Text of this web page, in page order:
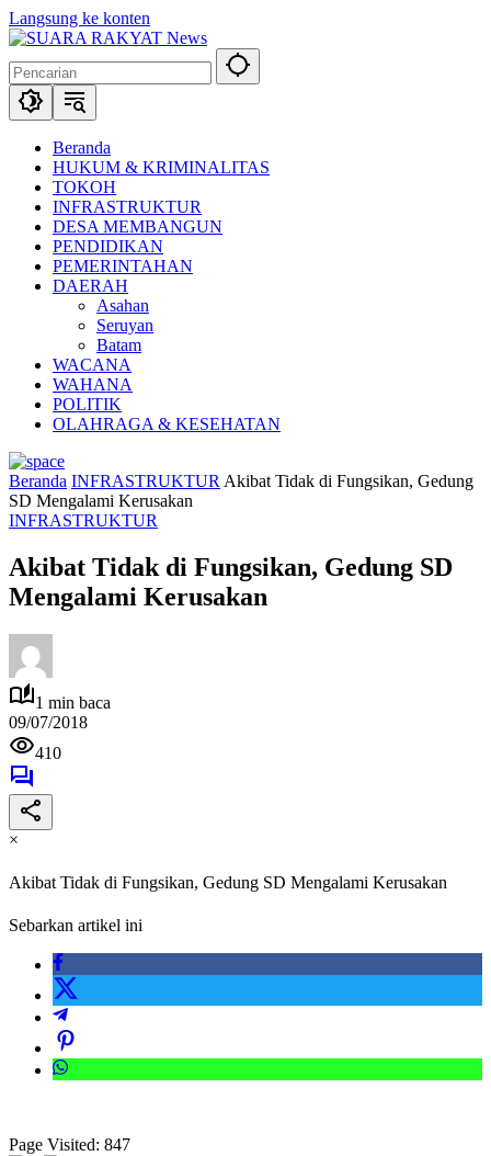
Langsung ke konten
Beranda
HUKUM & KRIMINALITAS
TOKOH
INFRASTRUKTUR
DESA MEMBANGUN
PENDIDIKAN
PEMERINTAHAN
DAERAH
Asahan
Seruyan
Batam
WACANA
WAHANA
POLITIK
OLAHRAGA & KESEHATAN
Beranda INFRASTRUKTUR Akibat Tidak di Fungsikan, Gedung
SD Mengalami Kerusakan
INFRASTRUKTUR
Akibat Tidak di Fungsikan, Gedung SD
Mengalami Kerusakan
1 min baca
09/07/2018
410
×
Akibat Tidak di Fungsikan, Gedung SD Mengalami Kerusakan
Sebarkan artikel ini
Page Visited: 847